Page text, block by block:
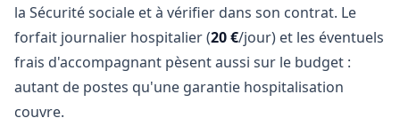
la Sécurité sociale et à vérifier dans son contrat. Le
forfait journalier hospitalier (20 €/jour) et les éventuels
frais d'accompagnant pèsent aussi sur le budget :
autant de postes qu'une garantie hospitalisation
couvre.